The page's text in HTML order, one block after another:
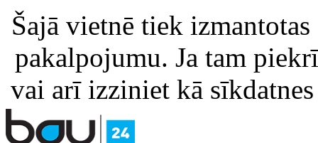
Šajā vietnē tiek
pakalpojumu. Ja tam
vai arī izziniet kā